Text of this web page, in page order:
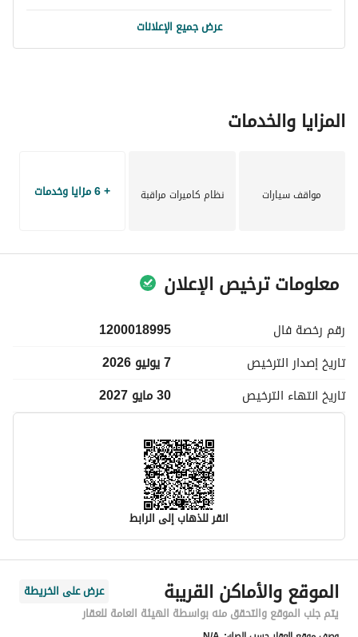
عرض جميع الإعلانات
المزايا والخدمات
مواقف سيارات نظام كاميرات مراقبة + 6 مزايا وخدمات
معلومات ترخيص الإعلان
رقم رخصة فال
1200018995
تاريخ إصدار الترخيص
7 يونيو 2026
تاريخ انتهاء الترخيص 30 مايو 2027
انقر للذهاب إلى الرابط
معلومات مسؤول الإعلان
اسم المسؤول
امجاد محمد عبدالله الحربيالموقع والأماكن القريبة
عرض على الخريطة
يتم جلب الموقع والتحقق منه بواسطة الهيئة العامة للعقار